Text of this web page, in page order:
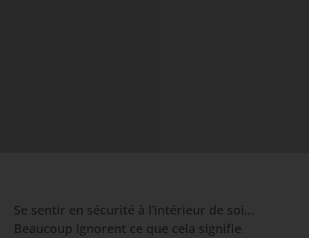
Se sentir en sécurité à l’intérieur de soi…
Beaucoup ignorent ce que cela signifie